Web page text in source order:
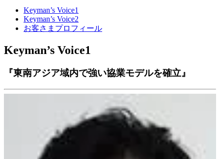
Keyman’s Voice1
Keyman’s Voice2
お客さまプロフィール
Keyman’s Voice1
『東南アジア域内で強い協業モデルを確立』